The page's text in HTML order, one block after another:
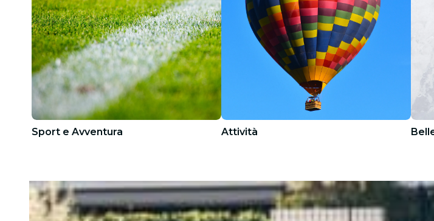
Sport e Avventura Attività